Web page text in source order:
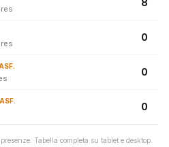
8
0
0
0
Tabella completa su tablet e desktop.